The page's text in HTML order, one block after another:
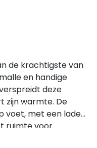
de krachtigste van
en handige
deze
zijn warmte. De
voet, met een lade
ruimte voor
bij gebruik, de